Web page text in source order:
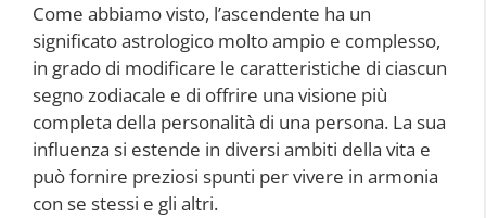
Come abbiamo visto, l’ascendente ha un
significato astrologico molto ampio e complesso,
in grado di modificare le caratteristiche di ciascun
segno zodiacale e di offrire una visione più
completa della personalità di una persona. La sua
influenza si estende in diversi ambiti della vita e
può fornire preziosi spunti per vivere in armonia
con se stessi e gli altri.